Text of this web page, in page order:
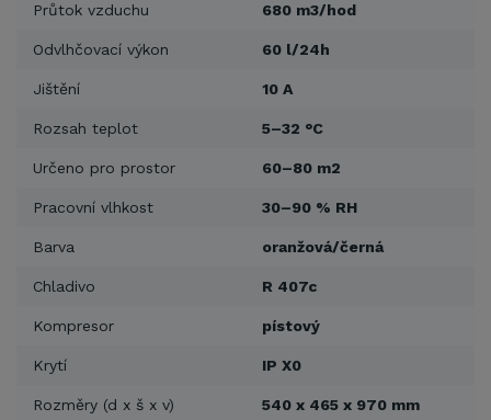
Průtok vzduchu 680 m3/hod
Odvlhčovací výkon 60 l/24h
Jištění 10 A
Rozsah teplot 5–32 °C
Určeno pro prostor 60–80 m2
Pracovní vlhkost 30–90 % RH
Barva oranžová/černá
Chladivo R 407c
Kompresor pístový
Krytí IP X0
Rozměry (d x š x v) 540 x 465 x 970 mm